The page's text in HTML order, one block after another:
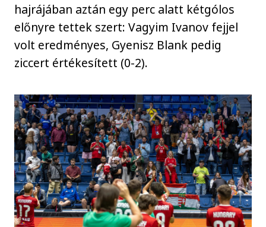
hajrájában aztán egy perc alatt kétgólos
előnyre tettek szert: Vagyim Ivanov fejjel
volt eredményes, Gyenisz Blank pedig
ziccert értékesített (0-2).